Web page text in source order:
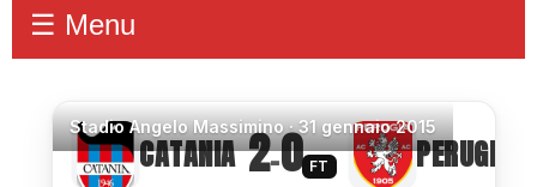
☰ Menu
StadioAngelo Massimino ·31 gennaio 2015
CATANIA 2–0 FT PERUGIA